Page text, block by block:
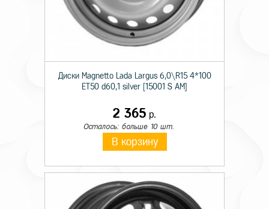
Диски Magnetto Lada Largus 6,0\R15 4*100
ET50 d60,1 silver [15001 S AM]
2 365 р.
Осталось: больше 10 шт.
В корзину